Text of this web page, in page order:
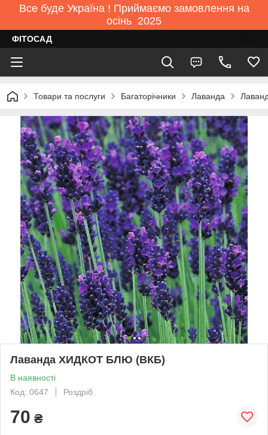
Все буде Україна ! Приймаємо замовлення на
осінь 2025
ФІТОСАД
Товари та послуги Багаторічники Лаванда
Лаванда ХИДКОТ БЛЮ (ВКБ)
В наявності
Код: 0647
Роздріб
70 ₴